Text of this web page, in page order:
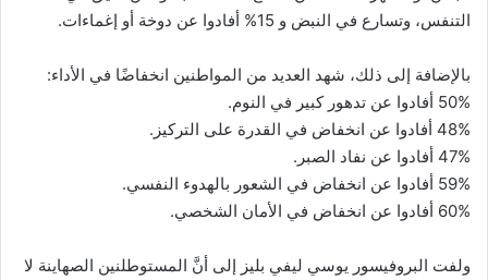
التنفس، وتسارع في النبض و 15% أفادوا عن دوخة أو إغماءات.
بالإضافة إلى ذلك، شهد العديد من المواطنين انخفاضًا في الأداء:
50% أفادوا عن تدهور كبير في النوم.
48% أفادوا عن انخفاض في القدرة على التركيز.
47% أفادوا عن نفاد الصبر.
59% أفادوا عن انخفاض في الشعور بالهدوء النفسي.
60% أفادوا عن انخفاض في الأمان الشخصي.
ولفت البروفيسور يوسي ليفي بليز إلى أنَّ المستوطلنين الصهاينة لا